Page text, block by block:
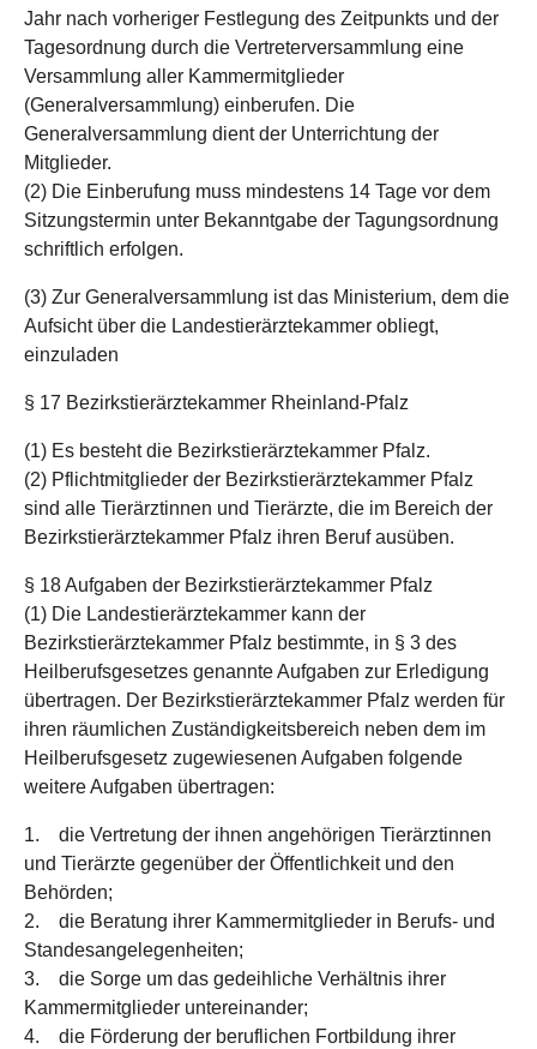
Jahr nach vorheriger Festlegung des Zeitpunkts und der
Tagesordnung durch die Vertreterversammlung eine
Versammlung aller Kammermitglieder
(Generalversammlung) einberufen. Die
Generalversammlung dient der Unterrichtung der
Mitglieder.
(2) Die Einberufung muss mindestens 14 Tage vor dem
Sitzungstermin unter Bekanntgabe der Tagungsordnung
schriftlich erfolgen.
(3) Zur Generalversammlung ist das Ministerium, dem die
Aufsicht über die Landestierärztekammer obliegt,
einzuladen
§ 17 Bezirkstierärztekammer Rheinland-Pfalz
(1) Es besteht die Bezirkstierärztekammer Pfalz.
(2) Pflichtmitglieder der Bezirkstierärztekammer Pfalz
sind alle Tierärztinnen und Tierärzte, die im Bereich der
Bezirkstierärztekammer Pfalz ihren Beruf ausüben.
§ 18 Aufgaben der Bezirkstierärztekammer Pfalz
(1) Die Landestierärztekammer kann der
Bezirkstierärztekammer Pfalz bestimmte, in § 3 des
Heilberufsgesetzes genannte Aufgaben zur Erledigung
übertragen. Der Bezirkstierärztekammer Pfalz werden für
ihren räumlichen Zuständigkeitsbereich neben dem im
Heilberufsgesetz zugewiesenen Aufgaben folgende
weitere Aufgaben übertragen:
1. die Vertretung der ihnen angehörigen Tierärztinnen
und Tierärzte gegenüber der Öffentlichkeit und den
Behörden;
2. die Beratung ihrer Kammermitglieder in Berufs- und
Standesangelegenheiten;
3. die Sorge um das gedeihliche Verhältnis ihrer
Kammermitglieder untereinander;
4. die Förderung der beruflichen Fortbildung ihrer